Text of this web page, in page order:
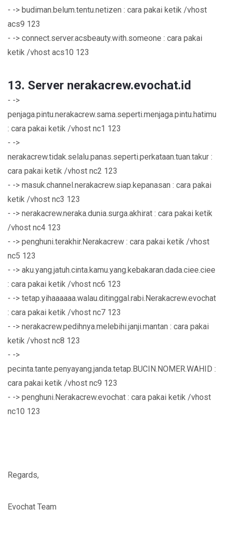
- -> budiman.belum.tentu.netizen : cara pakai ketik /vhost
acs9 123
- -> connect.server.acsbeauty.with.someone : cara pakai
ketik /vhost acs10 123
13. Server nerakacrew.evochat.id
- ->
penjaga.pintu.nerakacrew.sama.seperti.menjaga.pintu.hatimu
: cara pakai ketik /vhost nc1 123
- ->
nerakacrew.tidak.selalu.panas.seperti.perkataan.tuan.takur :
cara pakai ketik /vhost nc2 123
- -> masuk.channel.nerakacrew.siap.kepanasan : cara pakai
ketik /vhost nc3 123
- -> nerakacrew.neraka.dunia.surga.akhirat : cara pakai ketik
/vhost nc4 123
- -> penghuni.terakhir.Nerakacrew : cara pakai ketik /vhost
nc5 123
- -> aku.yang.jatuh.cinta.kamu.yang.kebakaran.dada.ciee.ciee
: cara pakai ketik /vhost nc6 123
- -> tetap.yihaaaaaa.walau.ditinggal.rabi.Nerakacrew.evochat
: cara pakai ketik /vhost nc7 123
- -> nerakacrew.pedihnya.melebihi.janji.mantan : cara pakai
ketik /vhost nc8 123
- ->
pecinta.tante.penyayang.janda.tetap.BUCIN.NOMER.WAHID :
cara pakai ketik /vhost nc9 123
- -> penghuni.Nerakacrew.evochat : cara pakai ketik /vhost
nc10 123
Regards,
Evochat Team